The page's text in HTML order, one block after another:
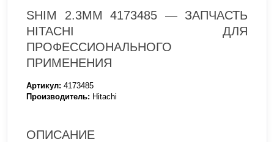
SHIM 2.3MM 4173485 — ЗАПЧАСТЬ
HITACHI ДЛЯ
ПРОФЕССИОНАЛЬНОГО
ПРИМЕНЕНИЯ
Артикул: 4173485
Производитель: Hitachi
ОПИСАНИЕ